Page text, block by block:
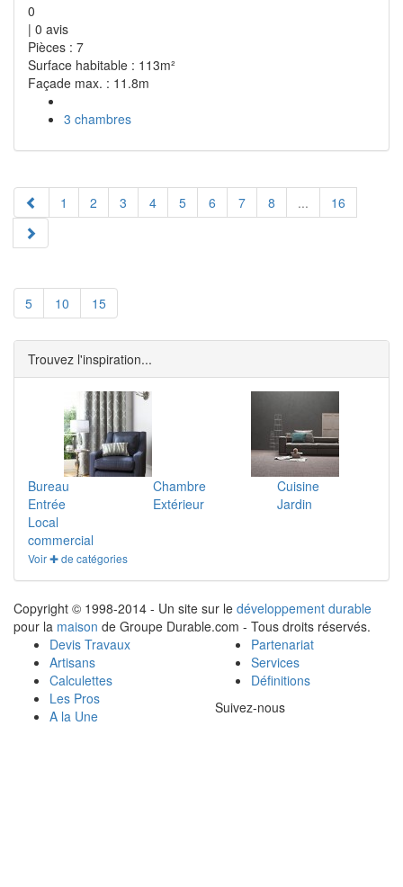
0
| 0 avis
Pièces : 7
Surface habitable : 113m²
Façade max. : 11.8m
3 chambres
1 2 3 4 5 6 7 8 ... 16
5 10 15
Trouvez l'inspiration...
Bureau Chambre
Cuisine
Entrée
Extérieur
Jardin
Local
commercial
Voir ✚ de catégories
Copyright © 1998-2014 - Un site sur le développement durable
pour la maison de Groupe Durable.com - Tous droits réservés.
Devis Travaux
Artisans
Calculettes
Les Pros
A la Une
Partenariat
Services
Définitions
Suivez-nous